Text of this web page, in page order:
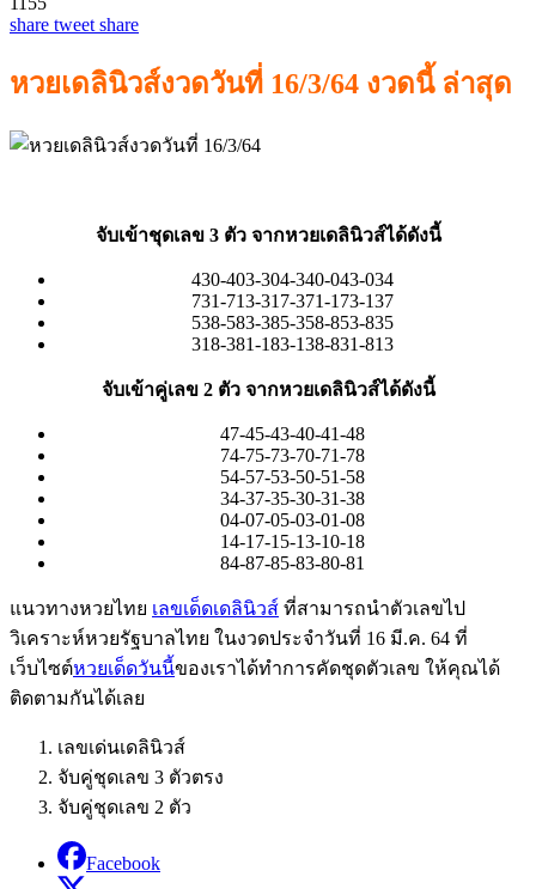
share tweet share
หวยเดลินิวส์งวดวันที่ 16/3/64 งวดนี้ ล่าสุด
จับเข้าชุดเลข 3 ตัว จากหวยเดลินิวส์ได้ดังนี้
430-403-304-340-043-034
731-713-317-371-173-137
538-583-385-358-853-835
318-381-183-138-831-813
จับเข้าคู่เลข 2 ตัว จากหวยเดลินิวส์ได้ดังนี้
47-45-43-40-41-48
74-75-73-70-71-78
54-57-53-50-51-58
34-37-35-30-31-38
04-07-05-03-01-08
14-17-15-13-10-18
84-87-85-83-80-81
แนวทางหวยไทย เลขเด็ดเดลินิวส์ ที่สามารถนำตัวเลขไป
วิเคราะห์หวยรัฐบาลไทย ในงวดประจำวันที่ 16 มี.ค. 64 ที่
เว็บไซต์หวยเด็ดวันนี้ของเราได้ทำการคัดชุดตัวเลข ให้คุณได้
ติดตามกันได้เลย
เลขเด่นเดลินิวส์
จับคู่ชุดเลข 3 ตัวตรง
จับคู่ชุดเลข 2 ตัว
Facebook